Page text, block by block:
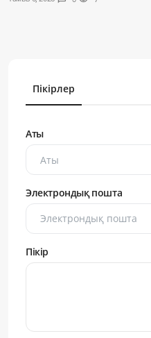
Пікірлер
Аты
Электрондық пошта
Пікір